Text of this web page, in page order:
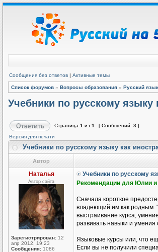
Сообщения без ответов | Активные темы
Список форумов » Вопросы образования » Русский
Учебники по русскому языку
Страница 1 из 1
[ Сообщений: 3 ]
Версия для печати
Учебники по русскому языку как
Автор
Наталья
Автор сайта
Зарегистрирован: 12
апр 2012, 19:23
Сообщения: 1086
Учебники по русскому
Рекомендации для Юлии и
Сначала короткое
владеющий им как родным.
выстраивание курса,
развивать навыки и умения
Языковые курсы или, что
Если вы не получили